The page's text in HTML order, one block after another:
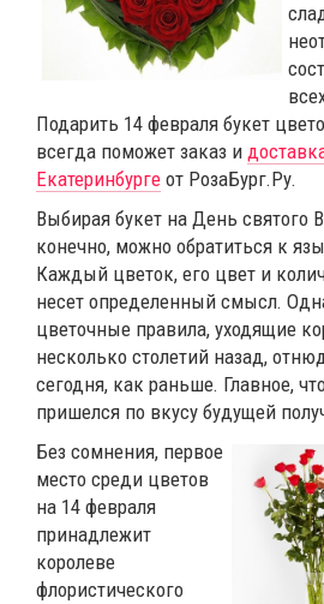
Подарить 14 февраля букет
всегда поможет заказ и
Екатеринбурге от РозаБург.Ру.
Выбирая букет на День святого
конечно, можно обратиться к
Каждый цветок, его цвет и
несет определенный смысл.
цветочные правила, уходящие
несколько столетий назад,
сегодня, как раньше. Главное,
пришелся по вкусу будущей
Без сомнения, первое
место среди цветов
на 14 февраля
принадлежит
королеве
флористического